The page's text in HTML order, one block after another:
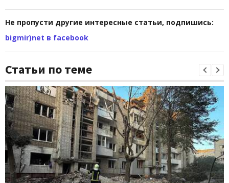
Не пропусти другие интересные статьи, подпишись:
bigmir)net в facebook
Статьи по теме